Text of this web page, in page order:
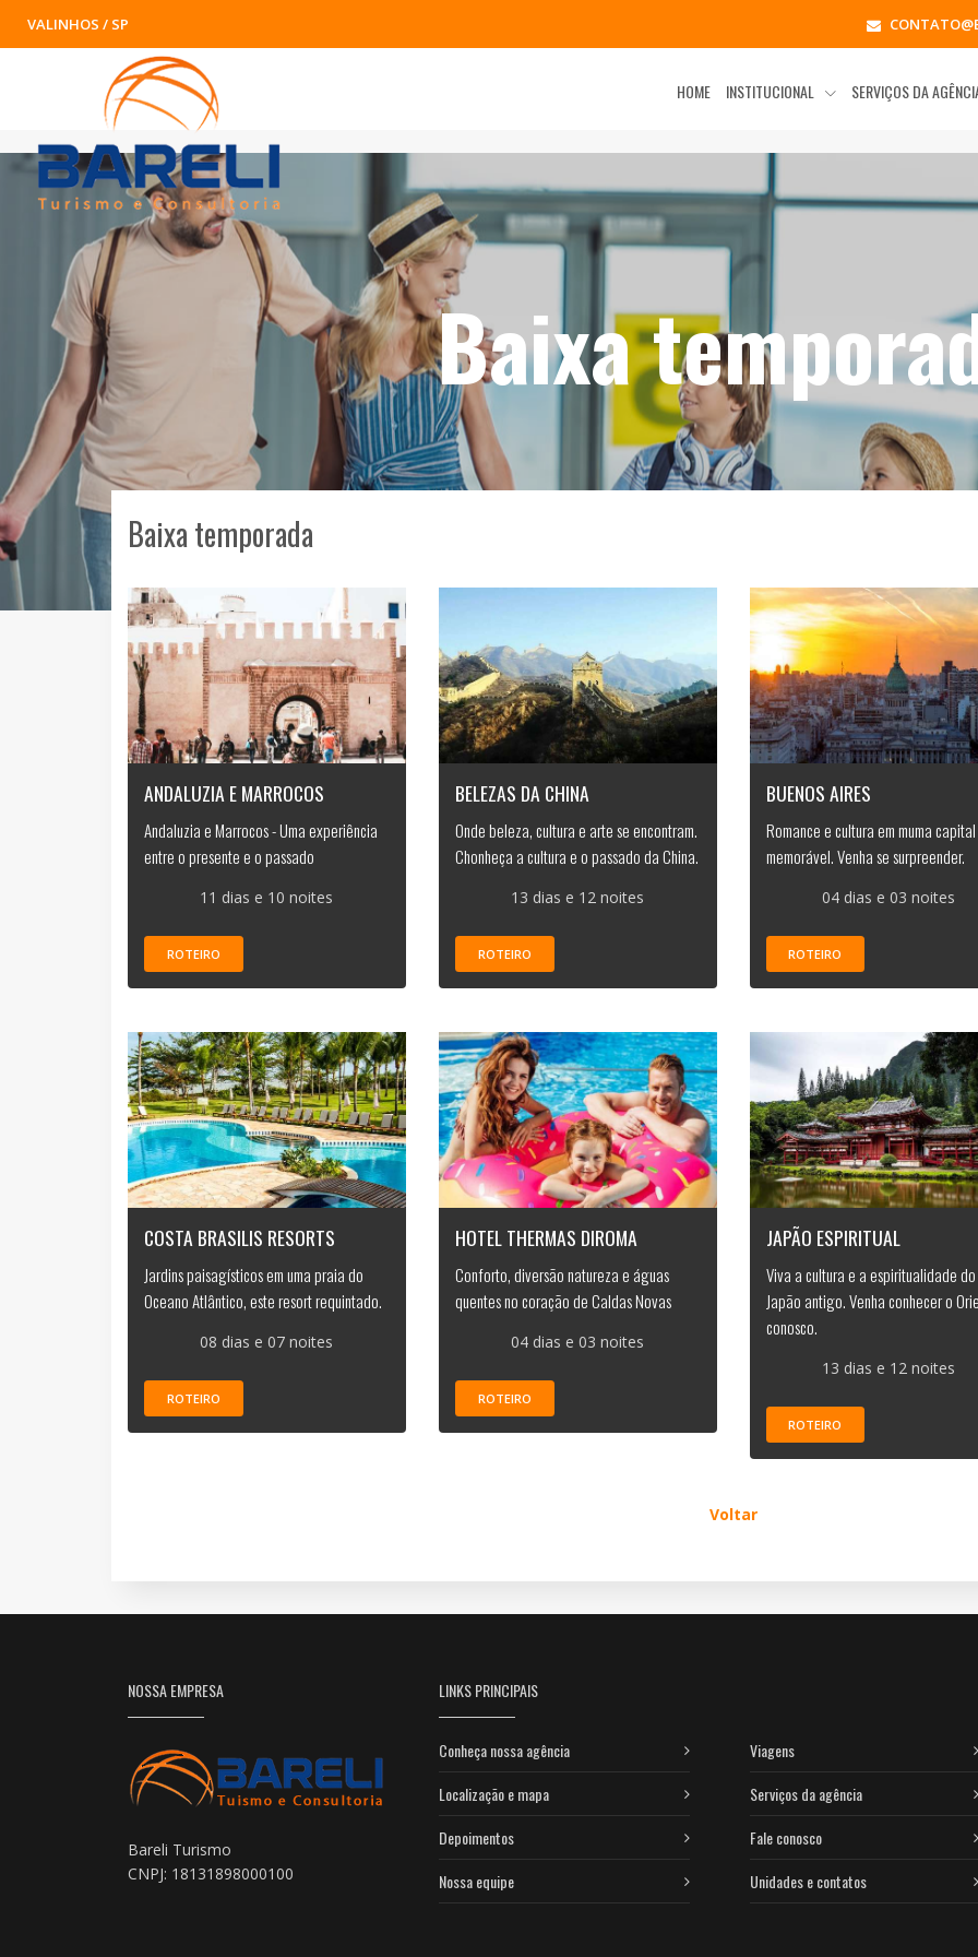
VALINHOS / SP
HOME INSTITUCIONAL SERVIÇOS DA
Baixa
Baixa temporada
ANDALUZIA E MARROCOS
Andaluzia e Marrocos - Uma experiência
entre o presente e o passado
11 dias e 10 noites
ROTEIRO
BELEZAS DA CHINA
Onde beleza, cultura e arte se encontram.
Chonheça a cultura e o passado da China.
13 dias e 12 noites
ROTEIRO
BUENOS AIRES
Romance e cultura em muma capital
memorável. Venha se surpreender.
04 dias e 03 noites
ROTEIRO
COSTA BRASILIS RESORTS
Jardins paisagísticos em uma praia do
Oceano Atlântico, este resort requintado.
08 dias e 07 noites
ROTEIRO
HOTEL THERMAS DIROMA
Conforto, diversão natureza e águas
quentes no coração de Caldas Novas
04 dias e 03 noites
ROTEIRO
JAPÃO ESPIRITUAL
Viva a cultura e a espiritualidade do
Japão antigo. Venha conhecer o
conosco.
13 dias e 12 noites
ROTEIRO
Voltar
NOSSA EMPRESA
Bareli Turismo
CNPJ: 18131898000100
LINKS PRINCIPAIS
Conheça nossa agência
Localização e mapa
Depoimentos
Nossa equipe
Viagens
Serviços da agência
Fale conosco
Unidades e contatos